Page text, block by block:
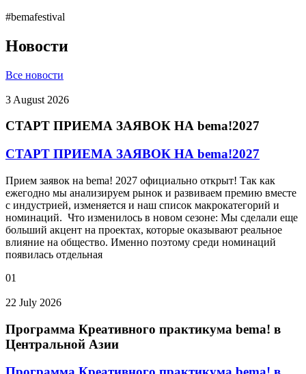
#bemafestival
Новости
Все новости
3 August 2026
СТАРТ ПРИЕМА ЗАЯВОК НА bema!2027
СТАРТ ПРИЕМА ЗАЯВОК НА bema!2027
Прием заявок на bema! 2027 официально открыт! Так как
ежегодно мы анализируем рынок и развиваем премию вместе
с индустрией, изменяется и наш список макрокатегорий и
номинаций. Что изменилось в новом сезоне: Мы сделали еще
больший акцент на проектах, которые оказывают реальное
влияние на общество. Именно поэтому среди номинаций
появилась отдельная
01
22 July 2026
Программа Креативного практикума bema! в
Центральной Азии